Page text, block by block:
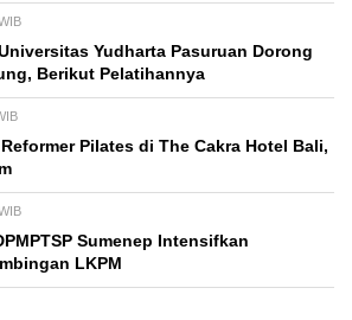
Yudharta Pasuruan Dorong
Berikut Pelatihannya
Pilates di The Cakra Hotel Bali,
Sumenep Intensifkan
LKPM